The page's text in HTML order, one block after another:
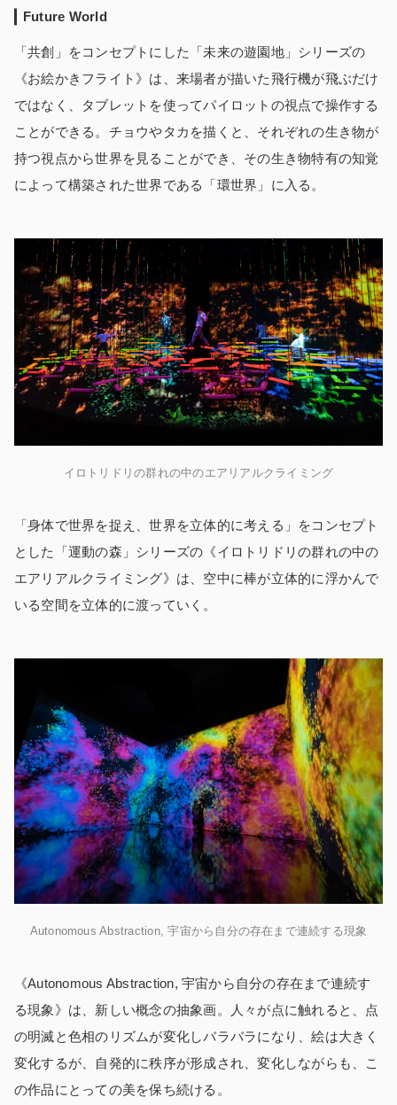
Future World
「共創」をコンセプトにした「未来の遊園地」シリーズの
《お絵かきフライト》は、来場者が描いた飛行機が飛ぶだけ
ではなく、タブレットを使ってパイロットの視点で操作する
ことができる。チョウやタカを描くと、それぞれの生き物が
持つ視点から世界を見ることができ、その生き物特有の知覚
によって構築された世界である「環世界」に入る。
イロトリドリの群れの中のエアリアルクライミング
「身体で世界を捉え、世界を立体的に考える」をコンセプト
とした「運動の森」シリーズの《イロトリドリの群れの中の
エアリアルクライミング》は、空中に棒が立体的に浮かんで
いる空間を立体的に渡っていく。
Autonomous Abstraction, 宇宙から自分の存在まで連続する現象
《Autonomous Abstraction, 宇宙から自分の存在まで連続す
る現象》は、新しい概念の抽象画。人々が点に触れると、点
の明滅と色相のリズムが変化しバラバラになり、絵は大きく
変化するが、自発的に秩序が形成され、変化しながらも、こ
の作品にとっての美を保ち続ける。